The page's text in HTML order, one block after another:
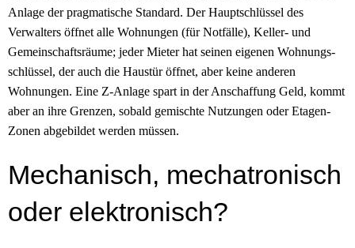
Anlage der pragmatische Standard. Der Hauptschlüssel des
Verwalters öffnet alle Wohnungen (für Notfälle), Keller- und
Gemeinschafts­räume; jeder Mieter hat seinen eigenen Wohnungs­
schlüssel, der auch die Haustür öffnet, aber keine anderen
Wohnungen. Eine Z-Anlage spart in der Anschaffung Geld, kommt
aber an ihre Grenzen, sobald gemischte Nutzungen oder Etagen-
Zonen abgebildet werden müssen.
Mechanisch, mechatronisch
oder elektronisch?